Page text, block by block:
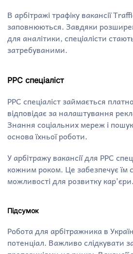
В арбітражі трафіку вакансії
заповнюються. Завдяки
для аналітики, спеціалісти
затребуваними.
PPC спеціаліст
PPC спеціаліст займається
відповідає за налаштування
Знання соціальних мереж і
основа їхньої роботи.
У арбітражу вакансії для PPC
кожним роком. Це забезпечує їм
можливості для розвитку кар'єри.
Підсумок
Робота для арбітражника в
потенціал. Важливо слідкувати